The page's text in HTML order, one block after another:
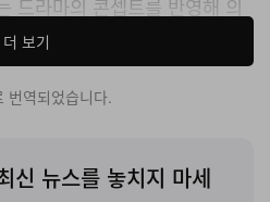
드라마의 콘셉트를 반영해 의
라인업이다.
맨 재킷은 키드슈퍼 특유의
리트 웨어 그래픽으로 녹여냈
더 보기
번역되었습니다.
신 뉴스를 놓치지 마세